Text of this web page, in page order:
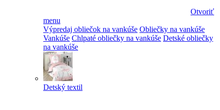
Otvoriť
menu
Výpredaj obliečok na vankúše Obliečky na vankúše
Vankúše Chlpaté obliečky na vankúše Detské obliečky
na vankúše
Detský textil